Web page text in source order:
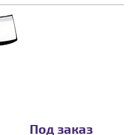
Под заказ